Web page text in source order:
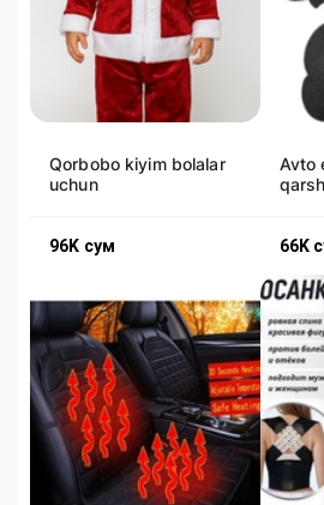
Qorbobo kiyim bolalar
uchun
96K сум
Avto
66K